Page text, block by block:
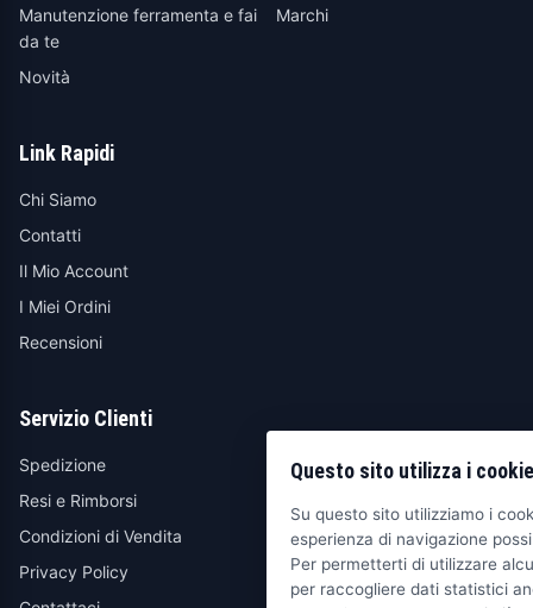
Manutenzione ferramenta e fai
da te
Marchi
Novità
Link Rapidi
Chi Siamo
Contatti
Il Mio Account
I Miei Ordini
Recensioni
Servizio Clienti
Spedizione
Resi e Rimborsi
Condizioni di Vendita
Privacy Policy
Questo sito utilizza i cookie
Su questo sito utilizziamo i
esperienza di navigazione
Per permetterti di utilizzare
per raccogliere dati statistici